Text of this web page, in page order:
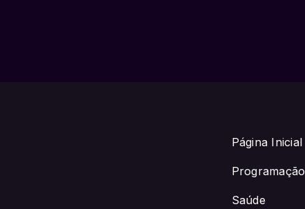
Página Inicial
Programação
Saúde